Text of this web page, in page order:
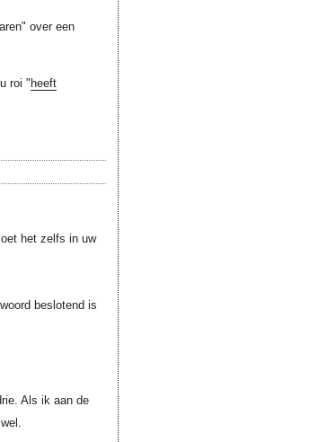
over een
roi "heeft
het zelfs in uw
beslotend is
Als ik aan de